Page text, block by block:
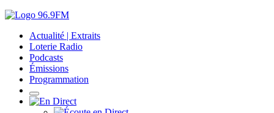
Actualité | Extraits
Loterie Radio
Podcasts
Émissions
Programmation